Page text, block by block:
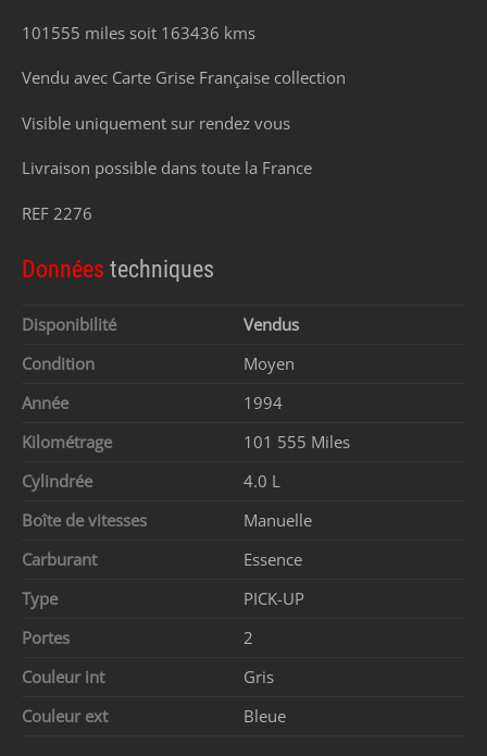
101555 miles soit 163436 kms
Vendu avec Carte Grise Française collection
Visible uniquement sur rendez vous
Livraison possible dans toute la France
REF 2276
Données techniques
Disponibilité
Vendus
Condition
Moyen
Année
1994
Kilométrage
101 555 Miles
Cylindrée
4.0 L
Boîte de vitesses
Manuelle
Carburant
Essence
Type
PICK-UP
Portes
2
Couleur int
Gris
Couleur ext
Bleue